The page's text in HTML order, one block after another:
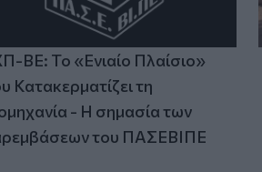
ΒΕ: Το «Ενιαίο Πλαίσιο»
Κατακερματίζει τη
- Η σημασία των
του ΠΑΣΕΒΙΠΕ